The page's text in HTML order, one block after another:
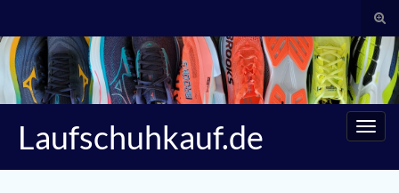
Search for:
Laufschuhkauf.de